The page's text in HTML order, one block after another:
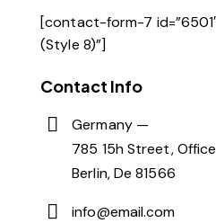
[contact-form-7
(Style 8)”]
Contact Info
Germany —
785 15h Street,
Berlin, De 81566
info@email.com